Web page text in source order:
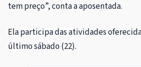
tem preço”, conta a aposentada.
Ela participa das atividades
último sábado (22).